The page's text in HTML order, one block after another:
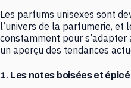
Les parfums unisexes sont
l’univers de la parfumerie, et
constamment pour s’adapter
un aperçu des tendances
1. Les notes boisées et